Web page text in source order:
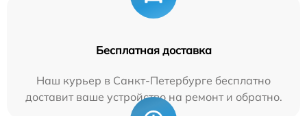
Бесплатная доставка
Наш курьер в Санкт-Петербурге бесплатно
доставит ваше устройство на ремонт и обратно.